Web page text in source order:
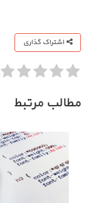
اشتراک گذاری
مطالب مرتبط